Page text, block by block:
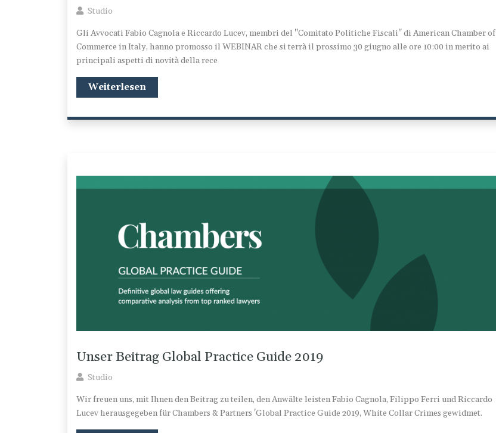
Studio
Gli Avvocati Fabio Cagnola e Riccardo Lucev, membri del "Comitato Politiche Fiscali" di American Chamber of
Commerce in Italy, hanno promosso il WEBINAR che si terrà il prossimo 30 giugno alle ore 10:00 in merito ai
principali aspetti di novità della rece
Weiterlesen
Unser Beitrag Global Practice Guide 2019
Studio
Wir freuen uns, mit Ihnen den Beitrag zu teilen, den Anwälte leisten Fabio Cagnola, Filippo Ferri und Riccardo
Lucev herausgegeben für Chambers & Partners 'Global Practice Guide 2019, White Collar Crimes gewidmet.